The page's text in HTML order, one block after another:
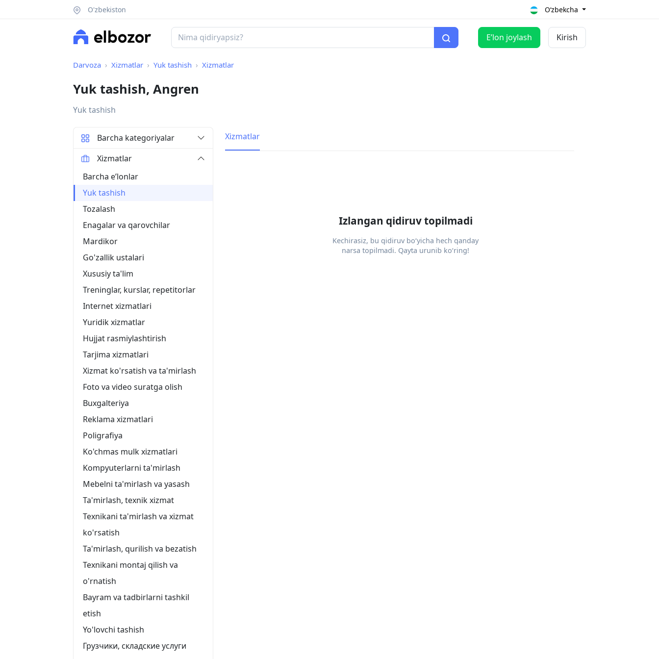
O'zbekiston O‘zbekcha
Eʼlon joylash Kirish
Darvoza Xizmatlar Yuk tashish Xizmatlar
Yuk tashish, Angren
Yuk tashish
Xizmatlar
Izlangan qidiruv topilmadi
Kechirasiz, bu qidiruv bo‘yicha hech qanday
narsa topilmadi. Qayta urunib ko‘ring!
Barcha kategoriyalar
Xizmatlar
Barcha eʼlonlar
Yuk tashish
Tozalash
Enagalar va qarovchilar
Mardikor
Go'zallik ustalari
Xususiy ta'lim
Treninglar, kurslar, repetitorlar
Internet xizmatlari
Yuridik xizmatlar
Hujjat rasmiylashtirish
Tarjima xizmatlari
Xizmat ko'rsatish va ta'mirlash
Foto va video suratga olish
Buxgalteriya
Reklama xizmatlari
Poligrafiya
Ko'chmas mulk xizmatlari
Kompyuterlarni ta'mirlash
Mebelni ta'mirlash va yasash
Ta'mirlash, texnik xizmat
Texnikani ta'mirlash va xizmat
ko'rsatish
Ta'mirlash, qurilish va bezatish
Texnikani montaj qilish va
o'rnatish
Bayram va tadbirlarni tashkil
etish
Yo'lovchi tashish
Грузчики, складские услуги